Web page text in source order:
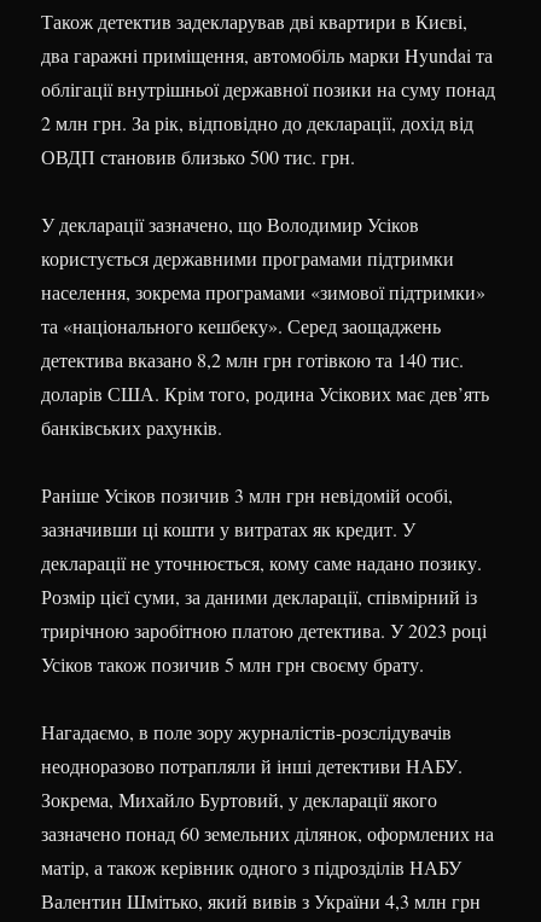
Також детектив задекларував дві квартири в Києві,
два гаражні приміщення, автомобіль марки Hyundai та
облігації внутрішньої державної позики на суму понад
2 млн грн. За рік, відповідно до декларації, дохід від
ОВДП становив близько 500 тис. грн.
У декларації зазначено, що Володимир Усіков
користується державними програмами підтримки
населення, зокрема програмами «зимової підтримки»
та «національного кешбеку». Серед заощаджень
детектива вказано 8,2 млн грн готівкою та 140 тис.
доларів США. Крім того, родина Усікових має дев’ять
банківських рахунків.
Раніше Усіков позичив 3 млн грн невідомій особі,
зазначивши ці кошти у витратах як кредит. У
декларації не уточнюється, кому саме надано позику.
Розмір цієї суми, за даними декларації, співмірний із
трирічною заробітною платою детектива. У 2023 році
Усіков також позичив 5 млн грн своєму брату.
Нагадаємо, в поле зору журналістів-розслідувачів
неодноразово потрапляли й інші детективи НАБУ.
Зокрема, Михайло Буртовий, у декларації якого
зазначено понад 60 земельних ділянок, оформлених на
матір, а також керівник одного з підрозділів НАБУ
Валентин Шмітько, який вивів з України 4,3 млн грн